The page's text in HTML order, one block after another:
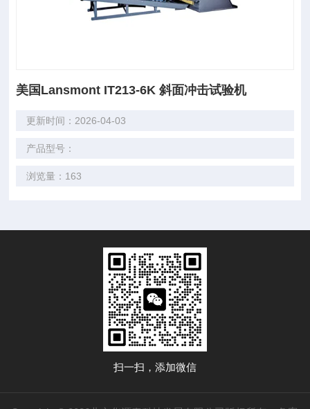
美国Lansmont IT213-6K 斜面冲击试验机
更新时间：2026-04-03
产品型号：
浏览量：163
扫一扫，添加微信